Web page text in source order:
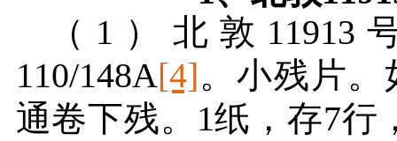
（ 1 ）北敦 11913
110/148A[4]。小残片。
通卷下残。 1纸，存7行